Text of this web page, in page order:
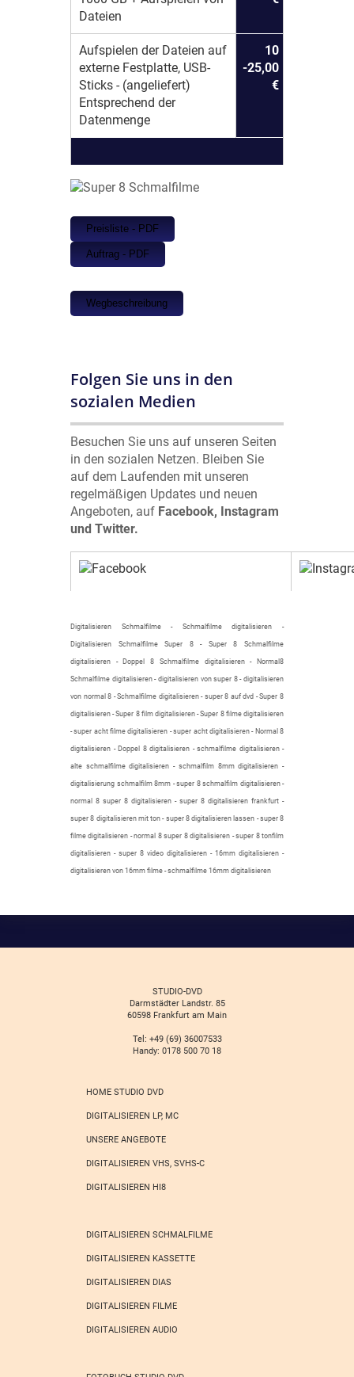
Dateien
Aufspielen der Dateien auf
externe Festplatte, USB-
Sticks - (angeliefert)
Entsprechend der
Datenmenge
10
-25,00
€
Preisliste - PDF
Auftrag - PDF
Wegbeschreibung
Folgen Sie uns in den
sozialen Medien
Besuchen Sie uns auf unseren Seiten
in den sozialen Netzen. Bleiben Sie
auf dem Laufenden mit unseren
regelmäßigen Updates und neuen
Angeboten, auf Facebook, Instagram
und Twitter.
Digitalisieren Schmalfilme - Schmalfilme digitalisieren -
Digitalisieren Schmalfilme Super 8 - Super 8 Schmalfilme
digitalisieren - Doppel 8 Schmalfilme digitalisieren - Normal8
Schmalfilme digitalisieren - digitalisieren von super 8 - digitalisieren
von normal 8 - Schmalfilme digitalisieren - super 8 auf dvd - Super 8
digitalisieren - Super 8 film digitalisieren - Super 8 filme digitalisieren
- super acht filme digitalisieren - super acht digitalisieren - Normal 8
digitalisieren - Doppel 8 digitalisieren - schmalfilme digitalisieren -
alte schmalfilme digitalisieren - schmalfilm 8mm digitalisieren -
digitalisierung schmalfilm 8mm - super 8 schmalfilm digitalisieren -
normal 8 super 8 digitalisieren - super 8 digitalisieren frankfurt -
super 8 digitalisieren mit ton - super 8 digitalisieren lassen - super 8
filme digitalisieren - normal 8 super 8 digitalisieren - super 8 tonfilm
digitalisieren - super 8 video digitalisieren - 16mm digitalisieren -
digitalisieren von 16mm filme - schmalfilme 16mm digitalisieren
STUDIO-DVD
Darmstädter Landstr. 85
60598 Frankfurt am Main
Tel: +49 (69) 36007533
Handy: 0178 500 70 18
HOME STUDIO DVD
DIGITALISIEREN LP, MC
UNSERE ANGEBOTE
DIGITALISIEREN VHS, SVHS-C
DIGITALISIEREN HI8
DIGITALISIEREN SCHMALFILME
DIGITALISIEREN KASSETTE
DIGITALISIEREN DIAS
DIGITALISIEREN FILME
DIGITALISIEREN AUDIO